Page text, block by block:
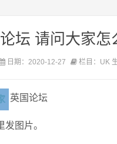
坛 请问大家怎
日期：2020-12-27 栏目：UK
英国论坛
图片。